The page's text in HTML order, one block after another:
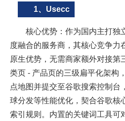
1、Usecc
核心优势：作为国内主打独
度融合的服务商，其核心竞争力
原生优势，无需商家额外对接第
类页 - 产品页的三级扁平化架构
点地图并提交至谷歌搜索控制台
球分发等性能优化，契合谷歌核
索引规则。内置的关键词工具可